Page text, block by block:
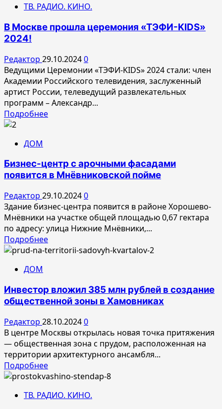
Запланируй
год
звезд:
встреча
с
астрологом
Инной
Любимовой
ТВ. РАДИО. КИНО.
В Москве прошла церемония «ТЭФИ-KIDS»
2024!
Редактор 29.10.20240
Ведущими Церемонии «ТЭФИ-KIDS» 2024 стали: член
Академии Российского телевидения, заслуженный
артист России, телеведущий развлекательных
программ – Александр...
ПодробнееПрочитать
прошла
церемония
KIDS»
2024!
ДОМ
Бизнес-центр с арочными фасадами
появится в Мнёвниковской пойме
Редактор 29.10.20240
Здание бизнес-центра появится в районе Хорошево-
Мнёвники на участке общей площадью 0,67 гектара
по адресу: улица Нижние Мнёвники,...
ПодробнееПрочитать
больше
с
арочными
появится
в
Мнёвниковской
пойме
ДОМ
Инвестор вложил 385 млн рублей в создание
общественной зоны в Хамовниках
Редактор 28.10.20240
В центре Москвы открылась новая точка притяжения
— общественная зона с прудом, расположенная на
территории архитектурного ансамбля...
ПодробнееПрочитать
больше
Инвестор
ТВ. РАДИО. КИНО.